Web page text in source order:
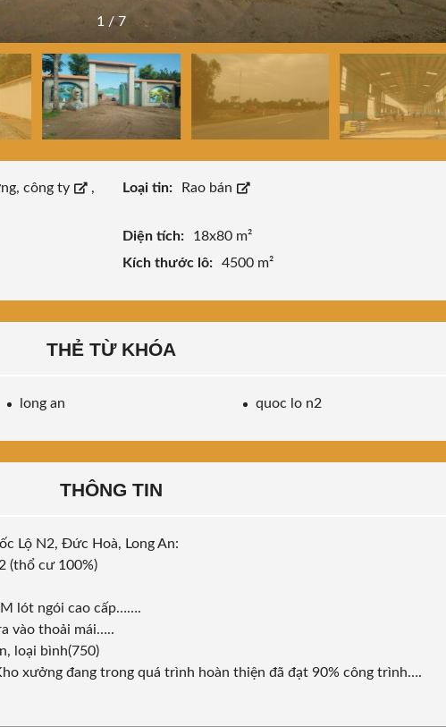
1 /7
công ty
,
Loại tin: Rao bán
Diện tích:
18x80 m²
Kích thước lô: 4500 m²
THẺ TỪ KHÓA
long an quoc lo n2
THÔNG TIN
Lộ N2, Đức Hoà, Long An:
(thổ cư 100%)
lót ngói cao cấp…….
vào thoải mái…..
loại bình(750)
xưởng đang trong quá trình hoàn thiện đã đạt 90% công trình….